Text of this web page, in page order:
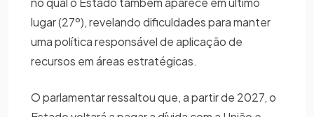
lugar (27º), revelando dificuldades para manter
uma política responsável de aplicação de
recursos em áreas estratégicas.
O parlamentar ressaltou que, a partir de 2027, o